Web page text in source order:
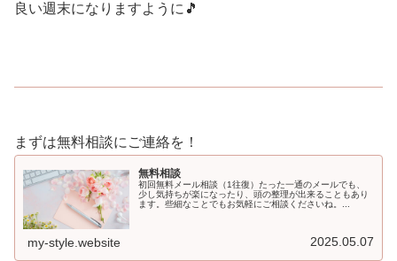
良い週末になりますように🎵
まずは無料相談にご連絡を！
無料相談
初回無料メール相談（1往復）たった一通のメールでも、
少し気持ちが楽になったり、頭の整理が出来ることもあり
ます。些細なことでもお気軽にご相談くださいね。...
my-style.website 2025.05.07